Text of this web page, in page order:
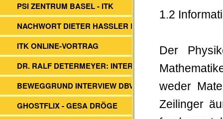
PSI ZENTRUM BASEL - ITK
NACHWORT DIETER HASSLER BUCH
ITK ONLINE-VORTRAG
DR. RALF DETERMEYER: INTERVIEW
BEWEGGRUND INTERVIEW DBVs ITK
GHOSTFLIX - GESA DRÖGE
1.2
Der
weder
Zeilinger